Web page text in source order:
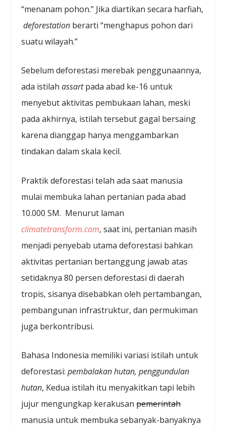
“menanam pohon.” Jika diartikan secara harfiah,
deforestation berarti “menghapus pohon dari
suatu wilayah.”
Sebelum deforestasi merebak penggunaannya,
ada istilahassartpada abad ke-16 untuk
menyebut aktivitas pembukaan lahan, meski
pada akhirnya, istilah tersebut gagal bersaing
karena dianggap hanya menggambarkan
tindakan dalam skala kecil.
Praktik deforestasi telah ada saat manusia
mulai membuka lahan pertanian pada abad
10.000 SM. Menurut laman
climatetransform.com, saat ini, pertanian masih
menjadi penyebab utama deforestasi bahkan
aktivitas pertanian bertanggung jawab atas
setidaknya 80 persen deforestasi di daerah
tropis, sisanya disebabkan oleh pertambangan,
pembangunan infrastruktur, dan permukiman
juga berkontribusi.
Bahasa Indonesia memiliki variasi istilah untuk
deforestasi:pembalakan hutan, penggundulan
hutan, Kedua istilah itu menyakitkan tapi lebih
jujur mengungkap kerakusanpemerintah
manusia untuk membuka sebanyak-banyaknya